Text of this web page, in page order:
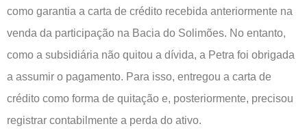
como garantia a carta de crédito recebida anteriormente na
venda da participação na Bacia do Solimões. No entanto,
como a subsidiária não quitou a dívida, a Petra foi obrigada
a assumir o pagamento. Para isso, entregou a carta de
crédito como forma de quitação e, posteriormente, precisou
registrar contabilmente a perda do ativo.